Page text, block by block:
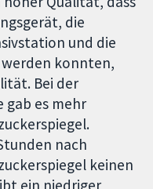
die
und die
konnten,
Bei der
es mehr
nach
keinen
ein niedriger